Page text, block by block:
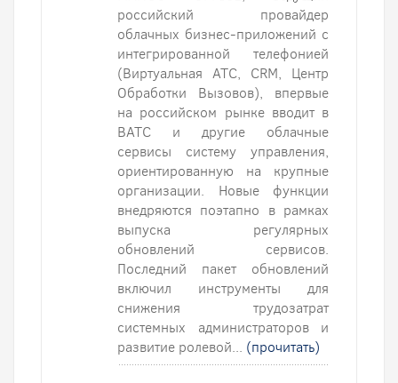
российский провайдер
облачных бизнес-приложений с
интегрированной телефонией
(Виртуальная АТС, CRM, Центр
Обработки Вызовов), впервые
на российском рынке вводит в
ВАТС и другие облачные
сервисы систему управления,
ориентированную на крупные
организации. Новые функции
внедряются поэтапно в рамках
выпуска регулярных
обновлений сервисов.
Последний пакет обновлений
включил инструменты для
снижения трудозатрат
системных администраторов и
развитие ролевой... (прочитать)